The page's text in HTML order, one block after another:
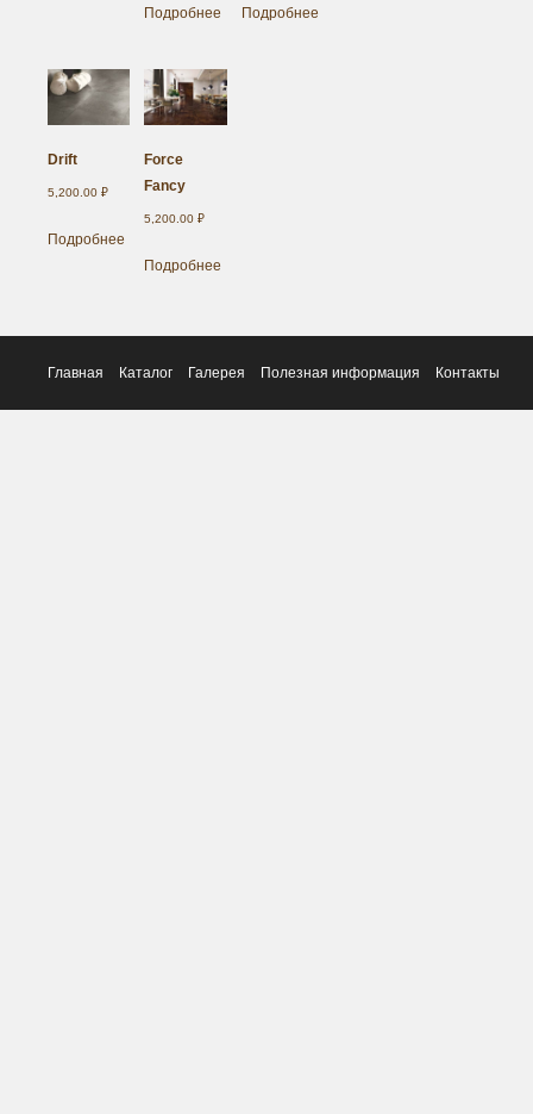
Подробнее Подробнее
Drift
5,200.00 ₽
Подробнее
Force
Fancy
5,200.00₽
Подробнее
Главная Каталог Галерея Полезная информация Контакты